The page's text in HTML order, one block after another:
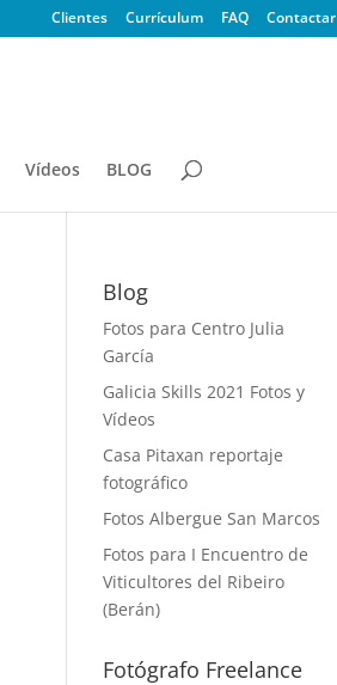
Clientes Currículum FAQ Contactar
Vídeos BLOG
Blog
Fotos para Centro Julia
García
Galicia Skills 2021 Fotos y
Vídeos
Casa Pitaxan reportaje
fotográfico
Fotos Albergue San Marcos
Fotos para I Encuentro de
Viticultores del Ribeiro
(Berán)
Fotógrafo Freelance